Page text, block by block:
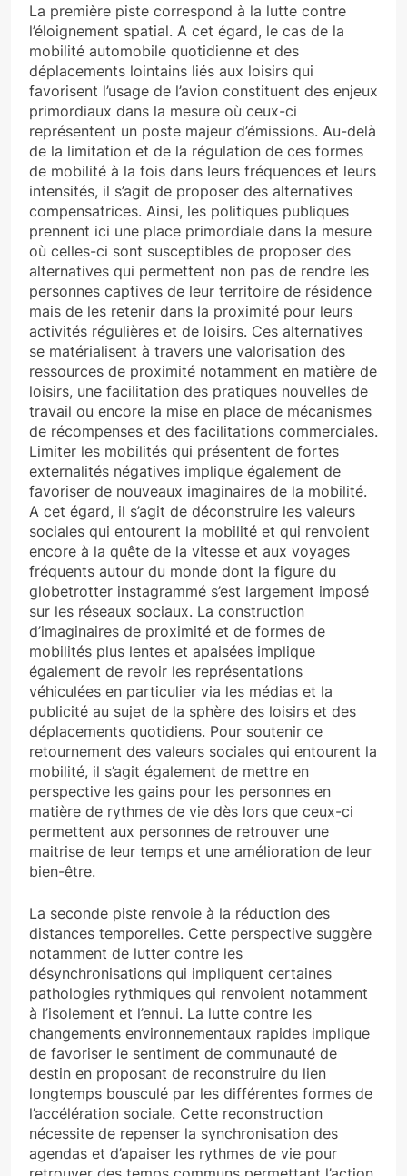
La première piste correspond à la lutte contre
l’éloignement spatial. A cet égard, le cas de la
mobilité automobile quotidienne et des
déplacements lointains liés aux loisirs qui
favorisent l’usage de l’avion constituent des enjeux
primordiaux dans la mesure où ceux-ci
représentent un poste majeur d’émissions. Au-delà
de la limitation et de la régulation de ces formes
de mobilité à la fois dans leurs fréquences et leurs
intensités, il s’agit de proposer des alternatives
compensatrices. Ainsi, les politiques publiques
prennent ici une place primordiale dans la mesure
où celles-ci sont susceptibles de proposer des
alternatives qui permettent non pas de rendre les
personnes captives de leur territoire de résidence
mais de les retenir dans la proximité pour leurs
activités régulières et de loisirs. Ces alternatives
se matérialisent à travers une valorisation des
ressources de proximité notamment en matière de
loisirs, une facilitation des pratiques nouvelles de
travail ou encore la mise en place de mécanismes
de récompenses et des facilitations commerciales.
Limiter les mobilités qui présentent de fortes
externalités négatives implique également de
favoriser de nouveaux imaginaires de la mobilité.
A cet égard, il s’agit de déconstruire les valeurs
sociales qui entourent la mobilité et qui renvoient
encore à la quête de la vitesse et aux voyages
fréquents autour du monde dont la figure du
globetrotter instagrammé s’est largement imposé
sur les réseaux sociaux. La construction
d’imaginaires de proximité et de formes de
mobilités plus lentes et apaisées implique
également de revoir les représentations
véhiculées en particulier via les médias et la
publicité au sujet de la sphère des loisirs et des
déplacements quotidiens. Pour soutenir ce
retournement des valeurs sociales qui entourent la
mobilité, il s’agit également de mettre en
perspective les gains pour les personnes en
matière de rythmes de vie dès lors que ceux-ci
permettent aux personnes de retrouver une
maitrise de leur temps et une amélioration de leur
bien-être.
La seconde piste renvoie à la réduction des
distances temporelles. Cette perspective suggère
notamment de lutter contre les
désynchronisations qui impliquent certaines
pathologies rythmiques qui renvoient notamment
à l’isolement et l’ennui. La lutte contre les
changements environnementaux rapides implique
de favoriser le sentiment de communauté de
destin en proposant de reconstruire du lien
longtemps bousculé par les différentes formes de
l’accélération sociale. Cette reconstruction
nécessite de repenser la synchronisation des
agendas et d’apaiser les rythmes de vie pour